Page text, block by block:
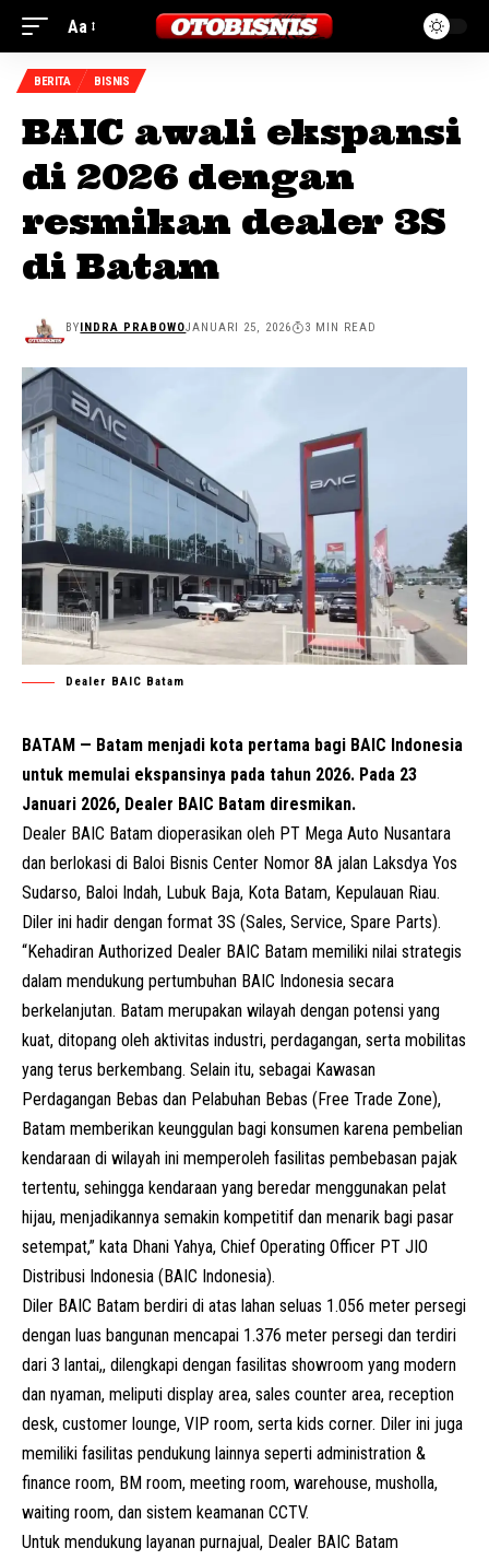
Aa
BERITA BISNIS
BAIC awali ekspansi
di 2026 dengan
resmikan dealer 3S
di Batam
BYINDRA PRABOWOJANUARI 25, 2026 3 MIN READ
Dealer BAIC Batam
BATAM — Batam menjadi kota pertama bagi BAIC Indonesia
untuk memulai ekspansinya pada tahun 2026. Pada 23
Januari 2026, Dealer BAIC Batam diresmikan.
Dealer BAIC Batam dioperasikan oleh PT Mega Auto Nusantara
dan berlokasi di Baloi Bisnis Center Nomor 8A jalan Laksdya Yos
Sudarso, Baloi Indah, Lubuk Baja, Kota Batam, Kepulauan Riau.
Diler ini hadir dengan format 3S (Sales, Service, Spare Parts).
“Kehadiran Authorized Dealer BAIC Batam memiliki nilai strategis
dalam mendukung pertumbuhan BAIC Indonesia secara
berkelanjutan. Batam merupakan wilayah dengan potensi yang
kuat, ditopang oleh aktivitas industri, perdagangan, serta mobilitas
yang terus berkembang. Selain itu, sebagai Kawasan
Perdagangan Bebas dan Pelabuhan Bebas (Free Trade Zone),
Batam memberikan keunggulan bagi konsumen karena pembelian
kendaraan di wilayah ini memperoleh fasilitas pembebasan pajak
tertentu, sehingga kendaraan yang beredar menggunakan pelat
hijau, menjadikannya semakin kompetitif dan menarik bagi pasar
setempat,” kata Dhani Yahya, Chief Operating Officer PT JIO
Distribusi Indonesia (BAIC Indonesia).
Diler BAIC Batam berdiri di atas lahan seluas 1.056 meter persegi
dengan luas bangunan mencapai 1.376 meter persegi dan terdiri
dari 3 lantai,, dilengkapi dengan fasilitas showroom yang modern
dan nyaman, meliputi display area, sales counter area, reception
desk, customer lounge, VIP room, serta kids corner. Diler ini juga
memiliki fasilitas pendukung lainnya seperti administration &
finance room, BM room, meeting room, warehouse, musholla,
waiting room, dan sistem keamanan CCTV.
Untuk mendukung layanan purnajual, Dealer BAIC Batam